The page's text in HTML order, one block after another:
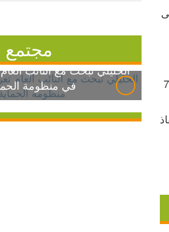
مجتمع
الخليلي تبحث مع النائب
في منظومة